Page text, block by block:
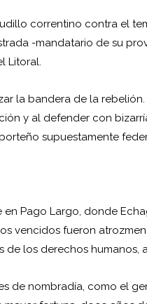
correntino contra el
-mandatario de su
Litoral.
la bandera de la
y al defender con
supuestamente
en Pago Largo, donde
vencidos fueron
los derechos humanos,
de nombradía, como el